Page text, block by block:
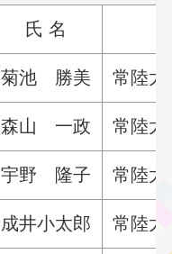
氏 名
菊池 勝美 常陸太
森山 一政 常陸太
宇野 隆子 常陸太
成井小太郎 常陸太